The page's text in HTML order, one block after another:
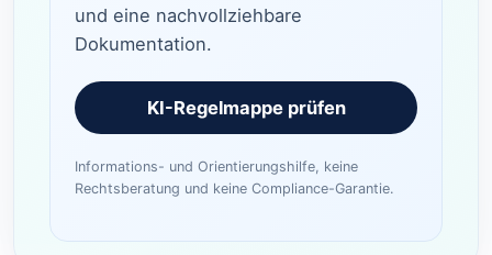
und eine nachvollziehbare
Dokumentation.
KI-Regelmappe prüfen
Informations- und Orientierungshilfe, keine
Rechtsberatung und keine Compliance-Garantie.